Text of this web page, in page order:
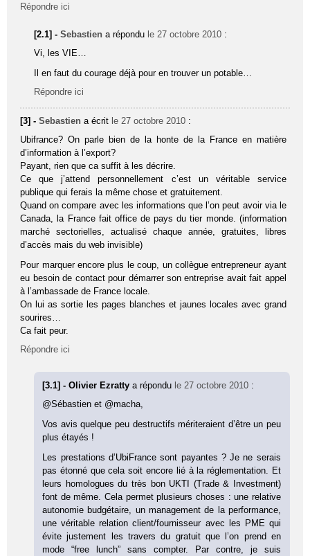
Répondre ici
[2.1] -Sebastien a répondu le 27 octobre 2010 :
Vi, les VIE…
Il en faut du courage déjà pour en trouver un potable…
Répondre ici
[3] -Sebastien a écrit le 27 octobre 2010 :
Ubifrance? On parle bien de la honte de la France en matière
d’information à l’export?
Payant, rien que ca suffit à les décrire.
Ce que j’attend personnellement c’est un véritable service
publique qui ferais la même chose et gratuitement.
Quand on compare avec les informations que l’on peut avoir via le
Canada, la France fait office de pays du tier monde. (information
marché sectorielles, actualisé chaque année, gratuites, libres
d’accès mais du web invisible)
Pour marquer encore plus le coup, un collègue entrepreneur ayant
eu besoin de contact pour démarrer son entreprise avait fait appel
à l’ambassade de France locale.
On lui as sortie les pages blanches et jaunes locales avec grand
sourires…
Ca fait peur.
Répondre ici
[3.1] - Olivier Ezrattya répondu le 27 octobre 2010 :
@Sébastien et @macha,
Vos avis quelque peu destructifs mériteraient d’être un peu
plus étayés !
Les prestations d’UbiFrance sont payantes ? Je ne serais
pas étonné que cela soit encore lié à la réglementation. Et
leurs homologues du très bon UKTI (Trade & Investment)
font de même. Cela permet plusieurs choses : une relative
autonomie budgétaire, un management de la performance,
une véritable relation client/fournisseur avec les PME qui
évite justement les travers du gratuit que l’on prend en
mode “free lunch” sans compter. Par contre, je suis